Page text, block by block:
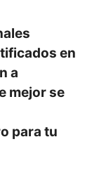
en
a
mejor se
para tu